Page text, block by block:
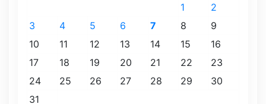
1
2
3
4 5 6 7 8
9
10
11 12 13 14 15
16
17
18 19 20 21 22
23
24
25 26 27 28 29
30
31